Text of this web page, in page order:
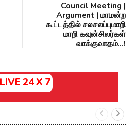
Council Meeting |
Argument | மாமன்ற
கூட்டத்தில் சலசலப்புமாறி
மாறி கவுன்சிலர்கள்
வாக்குவாதம்...!
LIVE 24 X 7